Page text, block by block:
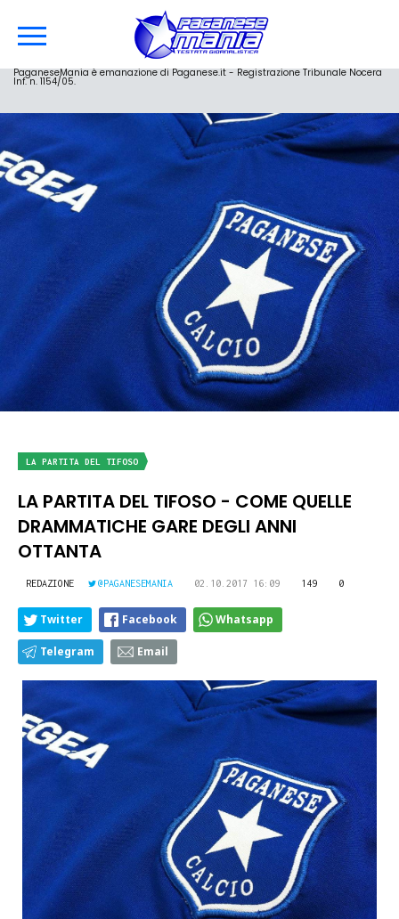
PaganeseMania è emanazione di Paganese.it - Registrazione Tribunale Nocera
Inf. n. 1154/05.
LA PARTITA DEL TIFOSO
LA PARTITA DEL TIFOSO - COME QUELLE
DRAMMATICHE GARE DEGLI ANNI
OTTANTA
REDAZIONE @PAGANESEMANIA 02.10.2017 16:09 149 0
Twitter Facebook Whatsapp
Telegram Email